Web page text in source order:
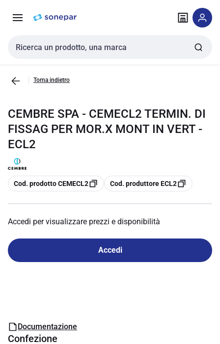
navigazione alla
Cerca input
Torna indietro
CEMBRE SPA - CEMECL2 TERMIN. DI
FISSAG PER MOR.X MONT IN VERT -
ECL2
copia
Cod. prodotto CEMECL2 copia
Cod. produttore ECL2
Accedi per visualizzare prezzi e disponibilità
Accedi
Documentazione
Confezione